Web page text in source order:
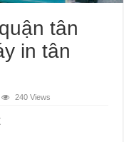
tân
in tân
240 Views